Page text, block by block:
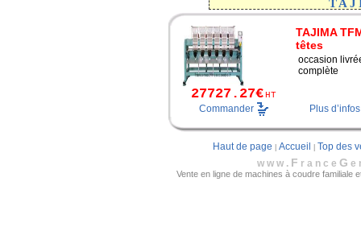
TAJIMA
têtes
occasion
complète
27727.27€HT
Commander Plus d’infos
Haut de page Accueil
Top des
www. F rance G
Vente en ligne de machines à coudre familiale